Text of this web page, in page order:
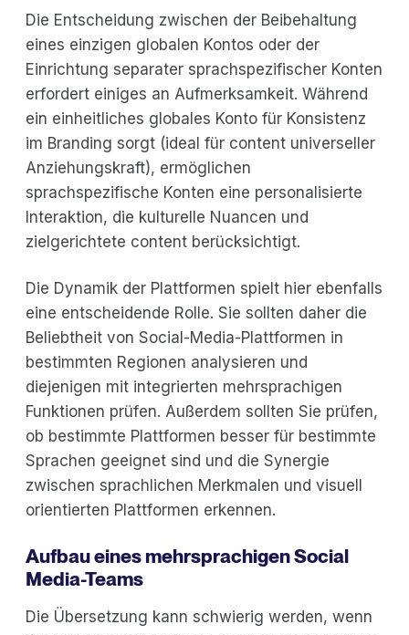
Die Entscheidung zwischen der Beibehaltung
eines einzigen globalen Kontos oder der
Einrichtung separater sprachspezifischer Konten
erfordert einiges an Aufmerksamkeit. Während
ein einheitliches globales Konto für Konsistenz
im Branding sorgt (ideal für content universeller
Anziehungskraft), ermöglichen
sprachspezifische Konten eine personalisierte
Interaktion, die kulturelle Nuancen und
zielgerichtete content berücksichtigt.
Die Dynamik der Plattformen spielt hier ebenfalls
eine entscheidende Rolle. Sie sollten daher die
Beliebtheit von Social-Media-Plattformen in
bestimmten Regionen analysieren und
diejenigen mit integrierten mehrsprachigen
Funktionen prüfen. Außerdem sollten Sie prüfen,
ob bestimmte Plattformen besser für bestimmte
Sprachen geeignet sind und die Synergie
zwischen sprachlichen Merkmalen und visuell
orientierten Plattformen erkennen.
Aufbau eines mehrsprachigen Social
Media-Teams
Die Übersetzung kann schwierig werden, wenn